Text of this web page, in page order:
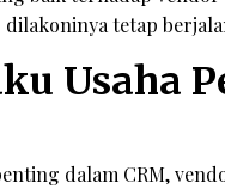
dilakoninya tetap
Usaha
dalam CRM,